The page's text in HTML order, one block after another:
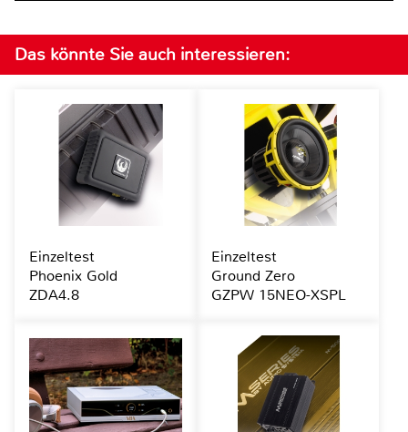
Das könnte Sie auch interessieren:
Einzeltest
Phoenix Gold
ZDA4.8
Einzeltest
Ground Zero
GZPW 15NEO-XSPL